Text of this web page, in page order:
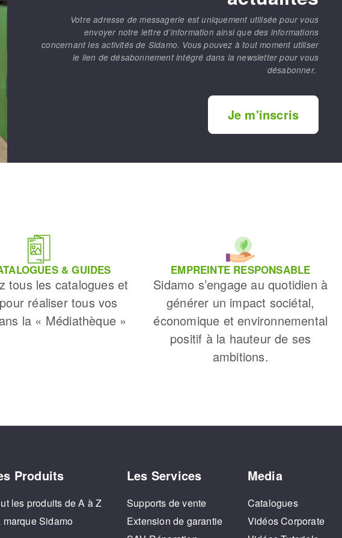
Votre adresse de messagerie est uniquement utilisée pour vous
envoyer notre lettre d’information ainsi que des informations
concernant les activités de Sidamo. Vous pouvez à tout moment utiliser
le lien de désabonnement intégré dans la newsletter pour vous
désabonner.
Je m'inscris
& GUIDES
tous les catalogues et
réaliser tous vos
la « Médiathèque »
EMPREINTE RESPONSABLE
Sidamo s’engage au quotidien à
générer un impact sociétal,
économique et environnemental
positif à la hauteur de ses
ambitions.
Produits
les produits de A à Z
marque Sidamo
Les Services
Supports de vente
Extension de garantie
Media
Catalogues
Vidéos Corporate